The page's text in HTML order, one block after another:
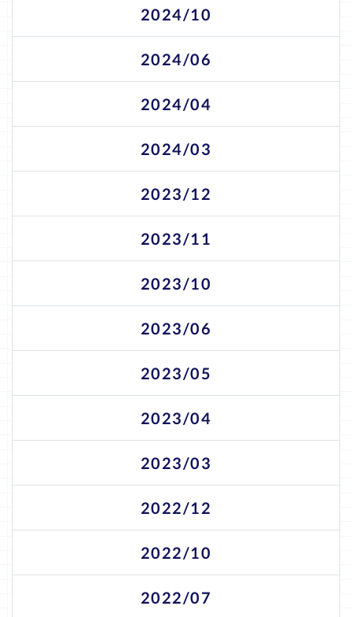
2024/10
2024/06
2024/04
2024/03
2023/12
2023/11
2023/10
2023/06
2023/05
2023/04
2023/03
2022/12
2022/10
2022/07